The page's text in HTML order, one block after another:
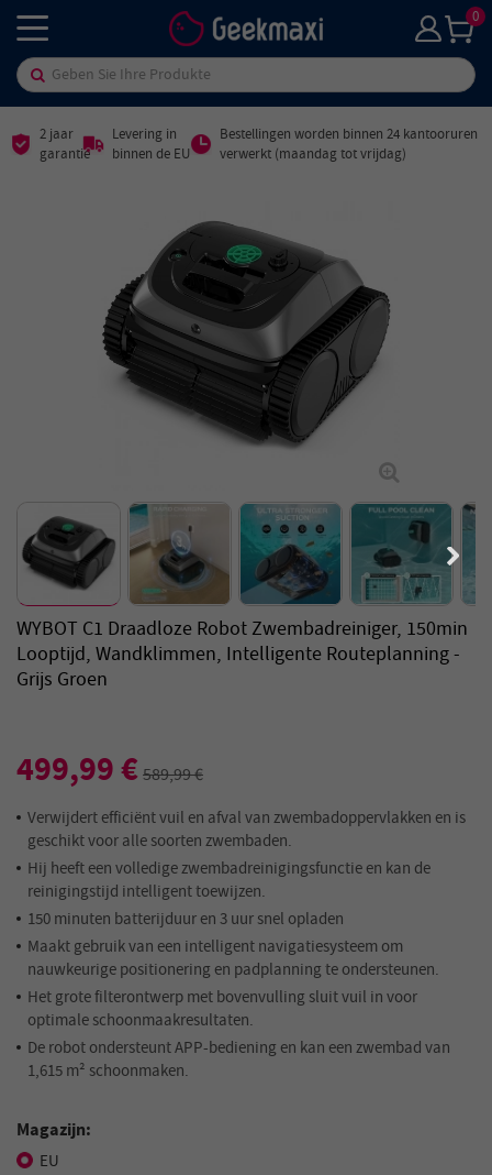
0
2 jaar
garantie
Levering in
binnen de EU
Bestellingen worden binnen 24 kantooruren
verwerkt (maandag tot vrijdag)
WYBOT C1 Draadloze Robot Zwembadreiniger, 150min
Looptijd, Wandklimmen, Intelligente Routeplanning -
Grijs Groen
499,99 €589,99 €
Verwijdert efficiënt vuil en afval van zwembadoppervlakken en is
geschikt voor alle soorten zwembaden.
Hij heeft een volledige zwembadreinigingsfunctie en kan de
reinigingstijd intelligent toewijzen.
150 minuten batterijduur en 3 uur snel opladen
Maakt gebruik van een intelligent navigatiesysteem om
nauwkeurige positionering en padplanning te ondersteunen.
Het grote filterontwerp met bovenvulling sluit vuil in voor
optimale schoonmaakresultaten.
De robot ondersteunt APP-bediening en kan een zwembad van
1,615 m² schoonmaken.
Magazijn:
EU